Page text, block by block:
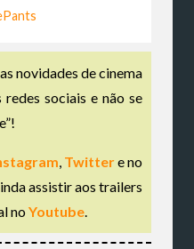
novidades de cinema
redes sociais e não se
, Twittere no
assistir aos trailers
noYoutube.